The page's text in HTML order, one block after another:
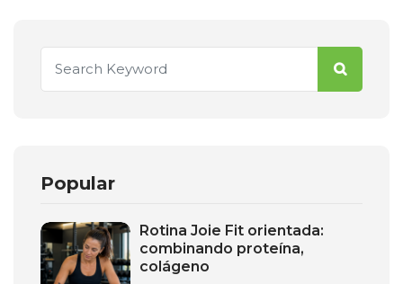
Popular
Rotina Joie Fit orientada:
combinando proteína,
colágeno